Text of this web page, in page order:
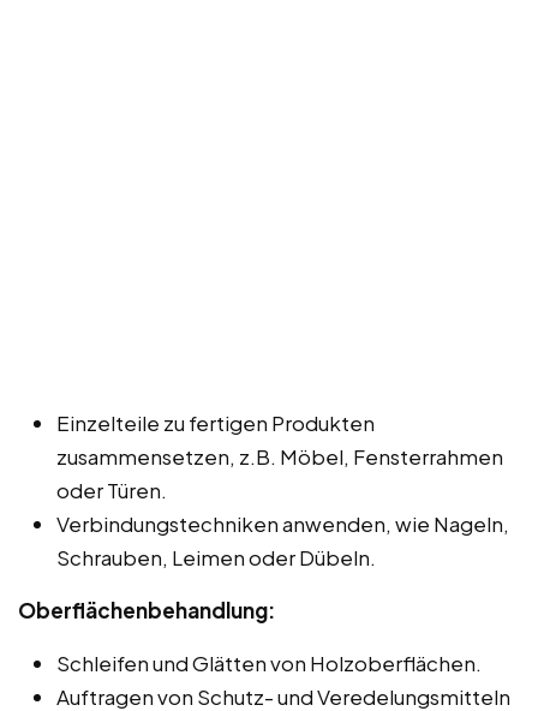
Einzelteile zu fertigen Produkten
zusammensetzen, z.B. Möbel, Fensterrahmen
oder Türen.
Verbindungstechniken anwenden, wie Nageln,
Schrauben, Leimen oder Dübeln.
Oberflächenbehandlung:
Schleifen und Glätten von Holzoberflächen.
Auftragen von Schutz- und Veredelungsmitteln